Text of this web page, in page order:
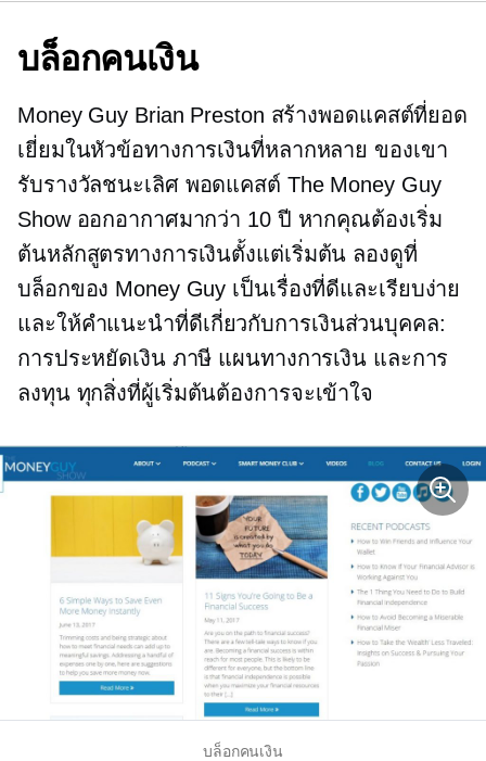
บล็อกคนเงิน
Money Guy Brian Preston สร้างพอดแคสต์ที่ยอด
เยี่ยมในหัวข้อทางการเงินที่หลากหลาย ของเขา
รับรางวัลชนะเลิศพอดแคสต์ The Money Guy
Show ออกอากาศมากว่า 10 ปี หากคุณต้องเริ่ม
ต้นหลักสูตรทางการเงินตั้งแต่เริ่มต้น ลองดูที่
บล็อกของ Money Guy เป็นเรื่องที่ดีและเรียบง่าย
และให้คำแนะนำที่ดีเกี่ยวกับการเงินส่วนบุคคล:
การประหยัดเงิน ภาษี แผนทางการเงิน และการ
ลงทุน ทุกสิ่งที่ผู้เริ่มต้นต้องการจะเข้าใจ
บล็อกคนเงิน